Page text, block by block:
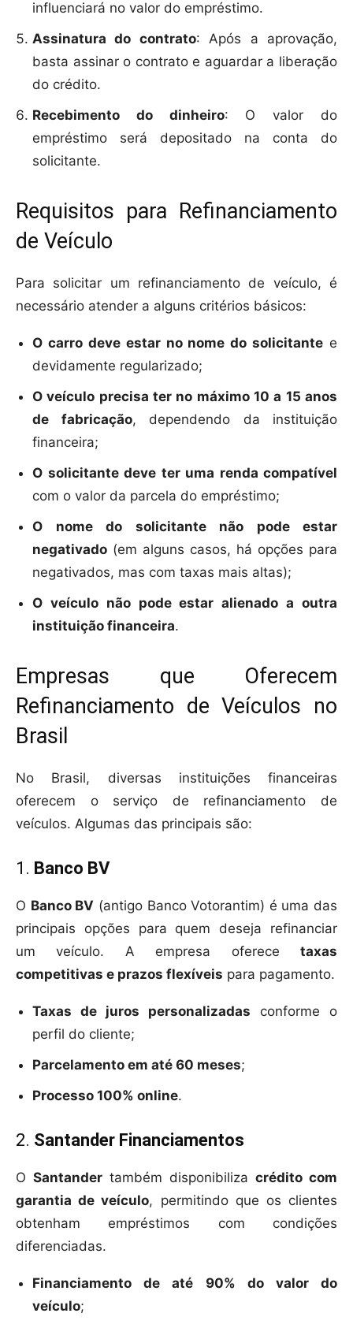
influenciará no valor do empréstimo.
Assinatura do contrato: Após a aprovação,
basta assinar o contrato e aguardar a liberação
do crédito.
Recebimento do dinheiro: O valor do
empréstimo será depositado na conta do
solicitante.
Requisitos para Refinanciamento
de Veículo
Para solicitar um refinanciamento de veículo, é
necessário atender a alguns critérios básicos:
O carro deve estar no nome do solicitante e
devidamente regularizado;
O veículo precisa ter no máximo 10 a 15 anos
de fabricação, dependendo da instituição
financeira;
O solicitante deve ter uma renda compatível
com o valor da parcela do empréstimo;
O nome do solicitante não pode estar
negativado (em alguns casos, há opções para
negativados, mas com taxas mais altas);
O veículo não pode estar alienado a outra
instituição financeira.
Empresas que Oferecem
Refinanciamento de Veículos no
Brasil
No Brasil, diversas instituições financeiras
oferecem o serviço de refinanciamento de
veículos. Algumas das principais são:
1. Banco BV
O Banco BV (antigo Banco Votorantim) é uma das
principais opções para quem deseja refinanciar
um veículo. A empresa oferece taxas
competitivas e prazos flexíveis para pagamento.
Taxas de juros personalizadas conforme o
perfil do cliente;
Parcelamento em até 60 meses;
Processo 100% online.
2. Santander Financiamentos
O Santander também disponibiliza crédito com
garantia de veículo, permitindo que os clientes
obtenham empréstimos com condições
diferenciadas.
Financiamento de até 90% do valor do
veículo;